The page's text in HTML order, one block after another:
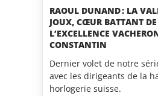
RAOUL DUNAND : LA
JOUX, CŒUR BATTANT DE
L’EXCELLENCE
CONSTANTIN
Dernier volet de notre
avec les dirigeants de la
horlogerie suisse.